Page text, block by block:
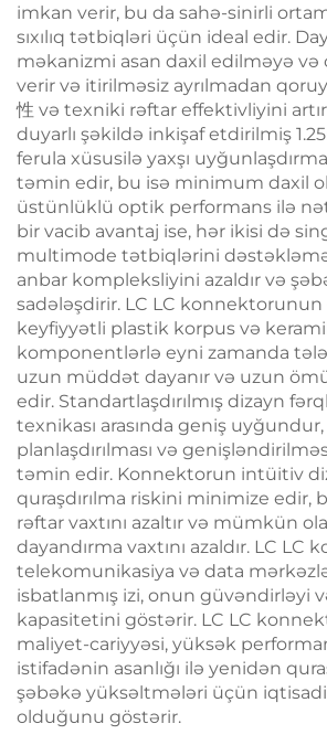
imkan verir, bu da sahə-sinirli
sıxılıq tətbiqləri üçün ideal edir.
məkanizmi asan daxil edilməyə və
verir və itirilməsiz ayrılmadan
性 və texniki rəftar effektivliyini
duyarlı şəkildə inkişaf etdirilmiş
ferula xüsusilə yaxşı
təmin edir, bu isə minimum daxil
üstünlüklü optik performans ilə
bir vacib avantaj ise, hər ikisi də
multimode tətbiqlərini
anbar kompleksliyini azaldır və
sadələşdirir. LC LC konnektorunun
keyfiyyətli plastik korpus və
komponentlərlə eyni zamanda
uzun müddət dayanır və uzun
edir. Standartlaşdırılmış dizayn
texnikası arasında geniş
planlaşdırılması və
təmin edir. Konnektorun intüitiv
quraşdırılma riskini minimize edir,
rəftar vaxtını azaltır və mümkün
dayandırma vaxtını azaldır. LC
telekomunikasiya və data
isbatlanmış izi, onun güvəndirləyi
kapasitetini göstərir. LC LC
maliyet-cariyyəsi, yüksək
istifadənin asanlığı ilə yenidən
şəbəkə yüksəltmələri üçün
olduğunu göstərir.